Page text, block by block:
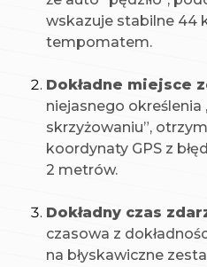
wskazuje stabilne 44
tempomatem.
Dokładne miejsce
niejasnego określenia
skrzyżowaniu”,
koordynaty GPS z
2 metrów.
Dokładny czas
czasowa z
na błyskawiczne